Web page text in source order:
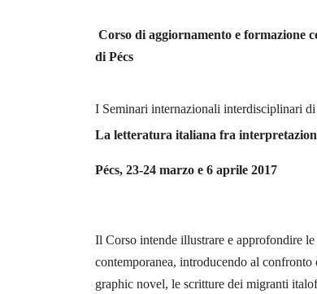
Corso di aggiornamento e
di Pécs
I Seminari internazionali interdisciplinari
La letteratura italiana fra
Pécs, 23-24 marzo e 6 aprile 2017
Il Corso intende illustrare e approfondire
contemporanea, introducendo al
graphic novel, le scritture dei migranti